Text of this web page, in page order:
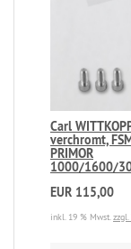
Carl
verchromt,
PRIMOR
1000/1600/
EUR 115,00
inkl. 19 % Mwst.